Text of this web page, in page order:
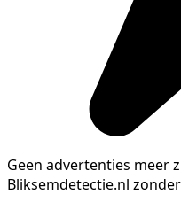
Geen advertenties meer
Bliksemdetectie.nl